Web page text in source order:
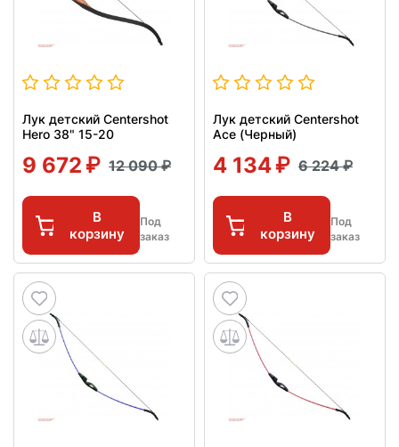
Лук детский Centershot
Hero 38" 15-20
9 672 12 090
В
корзину
Под
заказ
Лук детский Centershot
Ace (Черный)
4 134 6 224
В
корзину
Под
заказ